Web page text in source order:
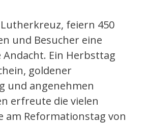
feiern 450
und Besucher eine
Ein Herbsttag
goldener
und angenehmen
erfreute die vielen
am Reformationstag von